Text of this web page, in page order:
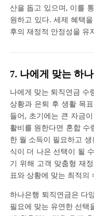
산을 돕고 있으며, 이를
원하고 있다. 세제 혜택
후의 재정적 안정성을 유
7. 나에게 맞는 하
나에게 맞는 퇴직연금 수
상황과 은퇴 후 생활 목
들어, 초기에는 큰 자금
활비를 원한다면 혼합 수
한 월 소득이 필요하고
식이 더 나은 선택이 될
기 위해 고객 맞춤형 재
표와 상황에 맞는 최적의
하나은행 퇴직연금은 다
필요에 맞는 유연한 선택